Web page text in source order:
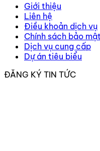
Giới thiệu
Liên hệ
Điều khoản dịch vụ
Chính sách bảo mật
Dịch vụ cung cấp
Dự án tiêu biểu
ĐĂNG KÝ TIN TỨC